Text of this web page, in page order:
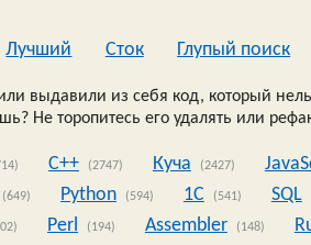
Лучший Сток Глупый поиск
выдавили из себя код, который
Не торопитесь его удалять или
C++ (2747) Куча (2427)
(649) Python (594) 1C (541) SQL
Perl (194) Assembler (148)